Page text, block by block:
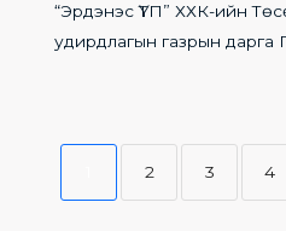
“Эрдэнэс ҮТП” ХХК-ийн
удирдлагын газрын дарга
2 3 4